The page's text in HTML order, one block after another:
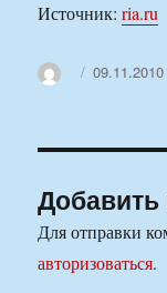
Источник:ria.ru
Автор09.11.2010
Для отправки
авторизоваться.